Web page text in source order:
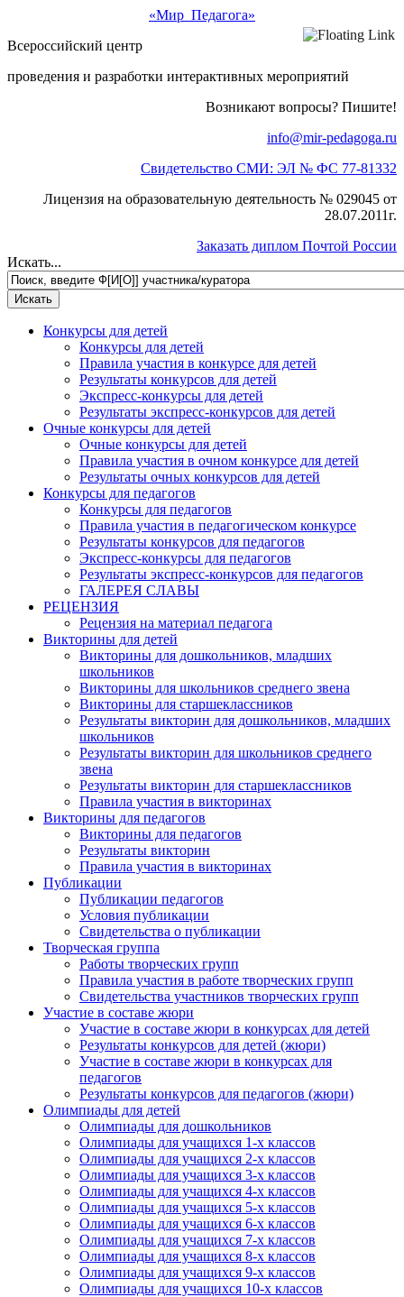
«Мир Педагога»
Всероссийский центр
проведения и разработки интерактивных мероприятий
Возникают вопросы? Пишите!
info@mir-pedagoga.ru
Свидетельство СМИ: ЭЛ № ФС 77-81332
Лицензия на образовательную деятельность № 029045 от
28.07.2011г.
Заказать диплом Почтой России
Искать...
Конкурсы для детей
Конкурсы для детей
Правила участия в конкурсе для детей
Результаты конкурсов для детей
Экспресс-конкурсы для детей
Результаты экспресс-конкурсов для детей
Очные конкурсы для детей
Очные конкурсы для детей
Правила участия в очном конкурсе для детей
Результаты очных конкурсов для детей
Конкурсы для педагогов
Конкурсы для педагогов
Правила участия в педагогическом конкурсе
Результаты конкурсов для педагогов
Экспресс-конкурсы для педагогов
Результаты экспресс-конкурсов для педагогов
ГАЛЕРЕЯ СЛАВЫ
РЕЦЕНЗИЯ
Рецензия на материал педагога
Викторины для детей
Викторины для дошкольников, младших
школьников
Викторины для школьников среднего звена
Викторины для старшеклассников
Результаты викторин для дошкольников, младших
школьников
Результаты викторин для школьников среднего
звена
Результаты викторин для старшеклассников
Правила участия в викторинах
Викторины для педагогов
Викторины для педагогов
Результаты викторин
Правила участия в викторинах
Публикации
Публикации педагогов
Условия публикации
Свидетельства о публикации
Творческая группа
Работы творческих групп
Правила участия в работе творческих групп
Свидетельства участников творческих групп
Участие в составе жюри
Участие в составе жюри в конкурсах для детей
Результаты конкурсов для детей (жюри)
Участие в составе жюри в конкурсах для
педагогов
Результаты конкурсов для педагогов (жюри)
Олимпиады для детей
Олимпиады для дошкольников
Олимпиады для учащихся 1-х классов
Олимпиады для учащихся 2-х классов
Олимпиады для учащихся 3-х классов
Олимпиады для учащихся 4-х классов
Олимпиады для учащихся 5-х классов
Олимпиады для учащихся 6-х классов
Олимпиады для учащихся 7-х классов
Олимпиады для учащихся 8-х классов
Олимпиады для учащихся 9-х классов
Олимпиады для учащихся 10-х классов